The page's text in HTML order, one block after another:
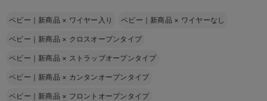
ベビー｜新商品 × ワイヤー入り ベビー｜新商品 × ワイヤーなし
ベビー｜新商品 × クロスオープンタイプ
ベビー｜新商品 × ストラップオープンタイプ
ベビー｜新商品 × カンタンオープンタイプ
ベビー｜新商品 × フロントオープンタイプ